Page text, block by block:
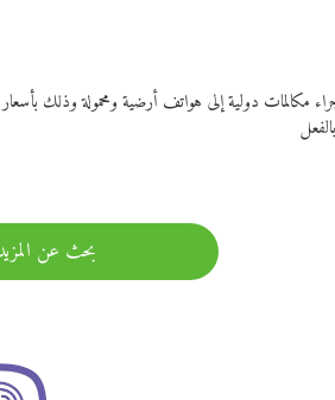
مكالمات دولية إلى هواتف أرضية ومحمولة
بحث عن